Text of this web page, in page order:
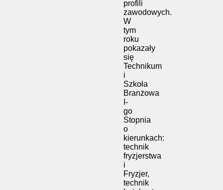
profili
zawodowych.
W
tym
roku
pokazały
się
Technikum
i
Szkoła
Branżowa
I-
go
Stopnia
o
kierunkach:
technik
fryzjerstwa
i
Fryzjer,
technik